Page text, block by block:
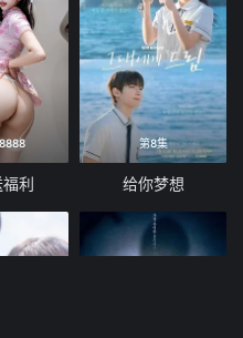
利
第8集
给你梦想